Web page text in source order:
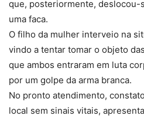
que, posteriormente, deslocou-
uma faca.
O filho da mulher interveio na
vindo a tentar tomar o objeto
que ambos entraram em luta
por um golpe da arma branca.
No pronto atendimento,
local sem sinais vitais,